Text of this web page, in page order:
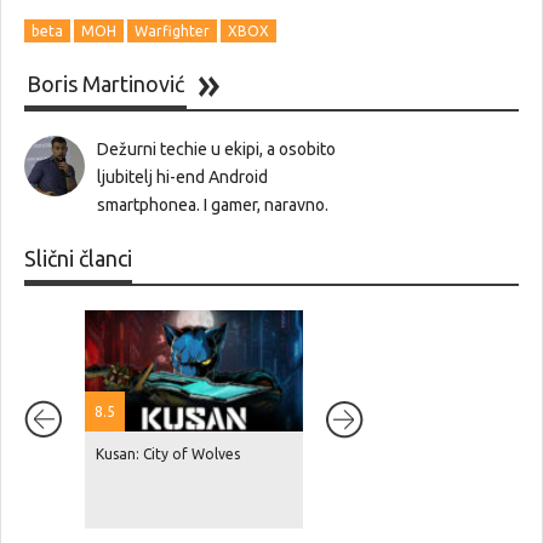
beta MOH Warfighter XBOX
Boris Martinović
Dežurni techie u ekipi, a osobito
ljubitelj hi-end Android
smartphonea. I gamer, naravno.
Slični članci
8.5
Kusan: City of Wolves